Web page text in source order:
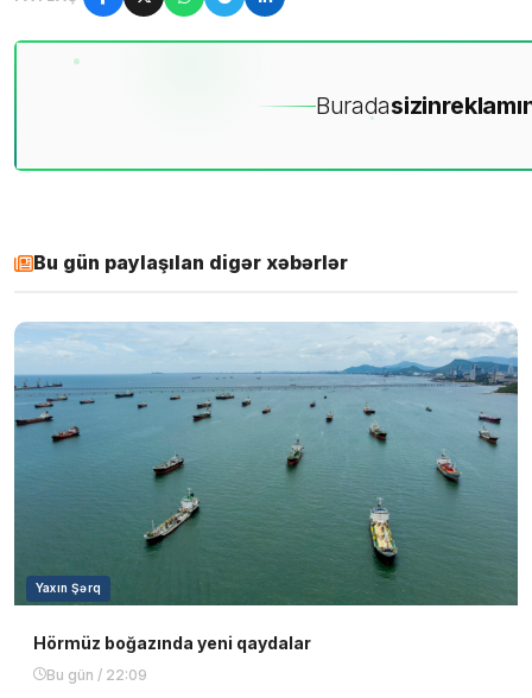
Buradasizin
Bu gün paylaşılan digər xəbərlər
Yaxın Şərq
Hörmüz boğazında yeni qaydalar
Bu gün / 22:09